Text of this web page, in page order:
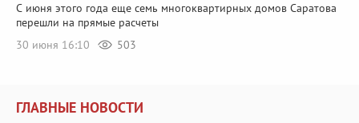
С июня этого года еще семь многоквартирных домов Саратова
перешли на прямые расчеты
30 июня 16:10
503
ГЛАВНЫЕ НОВОСТИ